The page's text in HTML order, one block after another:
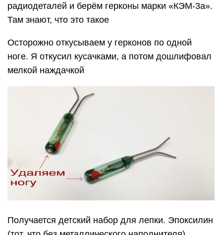
радиодеталей и берём герконы марки «КЭМ-3а».
Там знают, что это такое
Осторожно откусываем у герконов по одной
ноге. Я откусил кусачками, а потом дошлифовал
мелкой наждачкой
Получается детский набор для лепки. Эпоксилин